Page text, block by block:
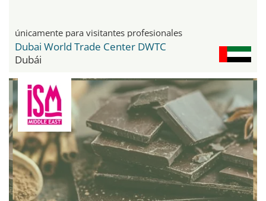
únicamente para visitantes profesionales
Dubai World Trade Center DWTC
Dubái